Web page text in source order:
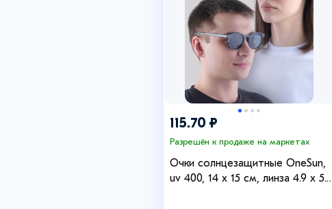
115.70 ₽
Разрешён к продаже на маркетах
Очки солнцезащитные OneSun,
uv 400, 14 x 15 см, линза 4.9 х 5.5